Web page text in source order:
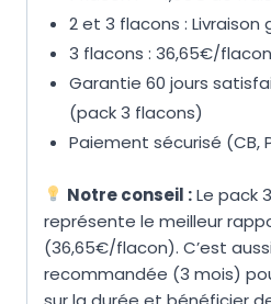
2 et 3 flacons : Livraison
3 flacons : 36,65€/
Garantie 60 jours
(pack 3 flacons)
Paiement sécurisé (CB,
Notre conseil :Le pack
représente le meilleur
(36,65€/flacon). C’est
recommandée (3 mois)